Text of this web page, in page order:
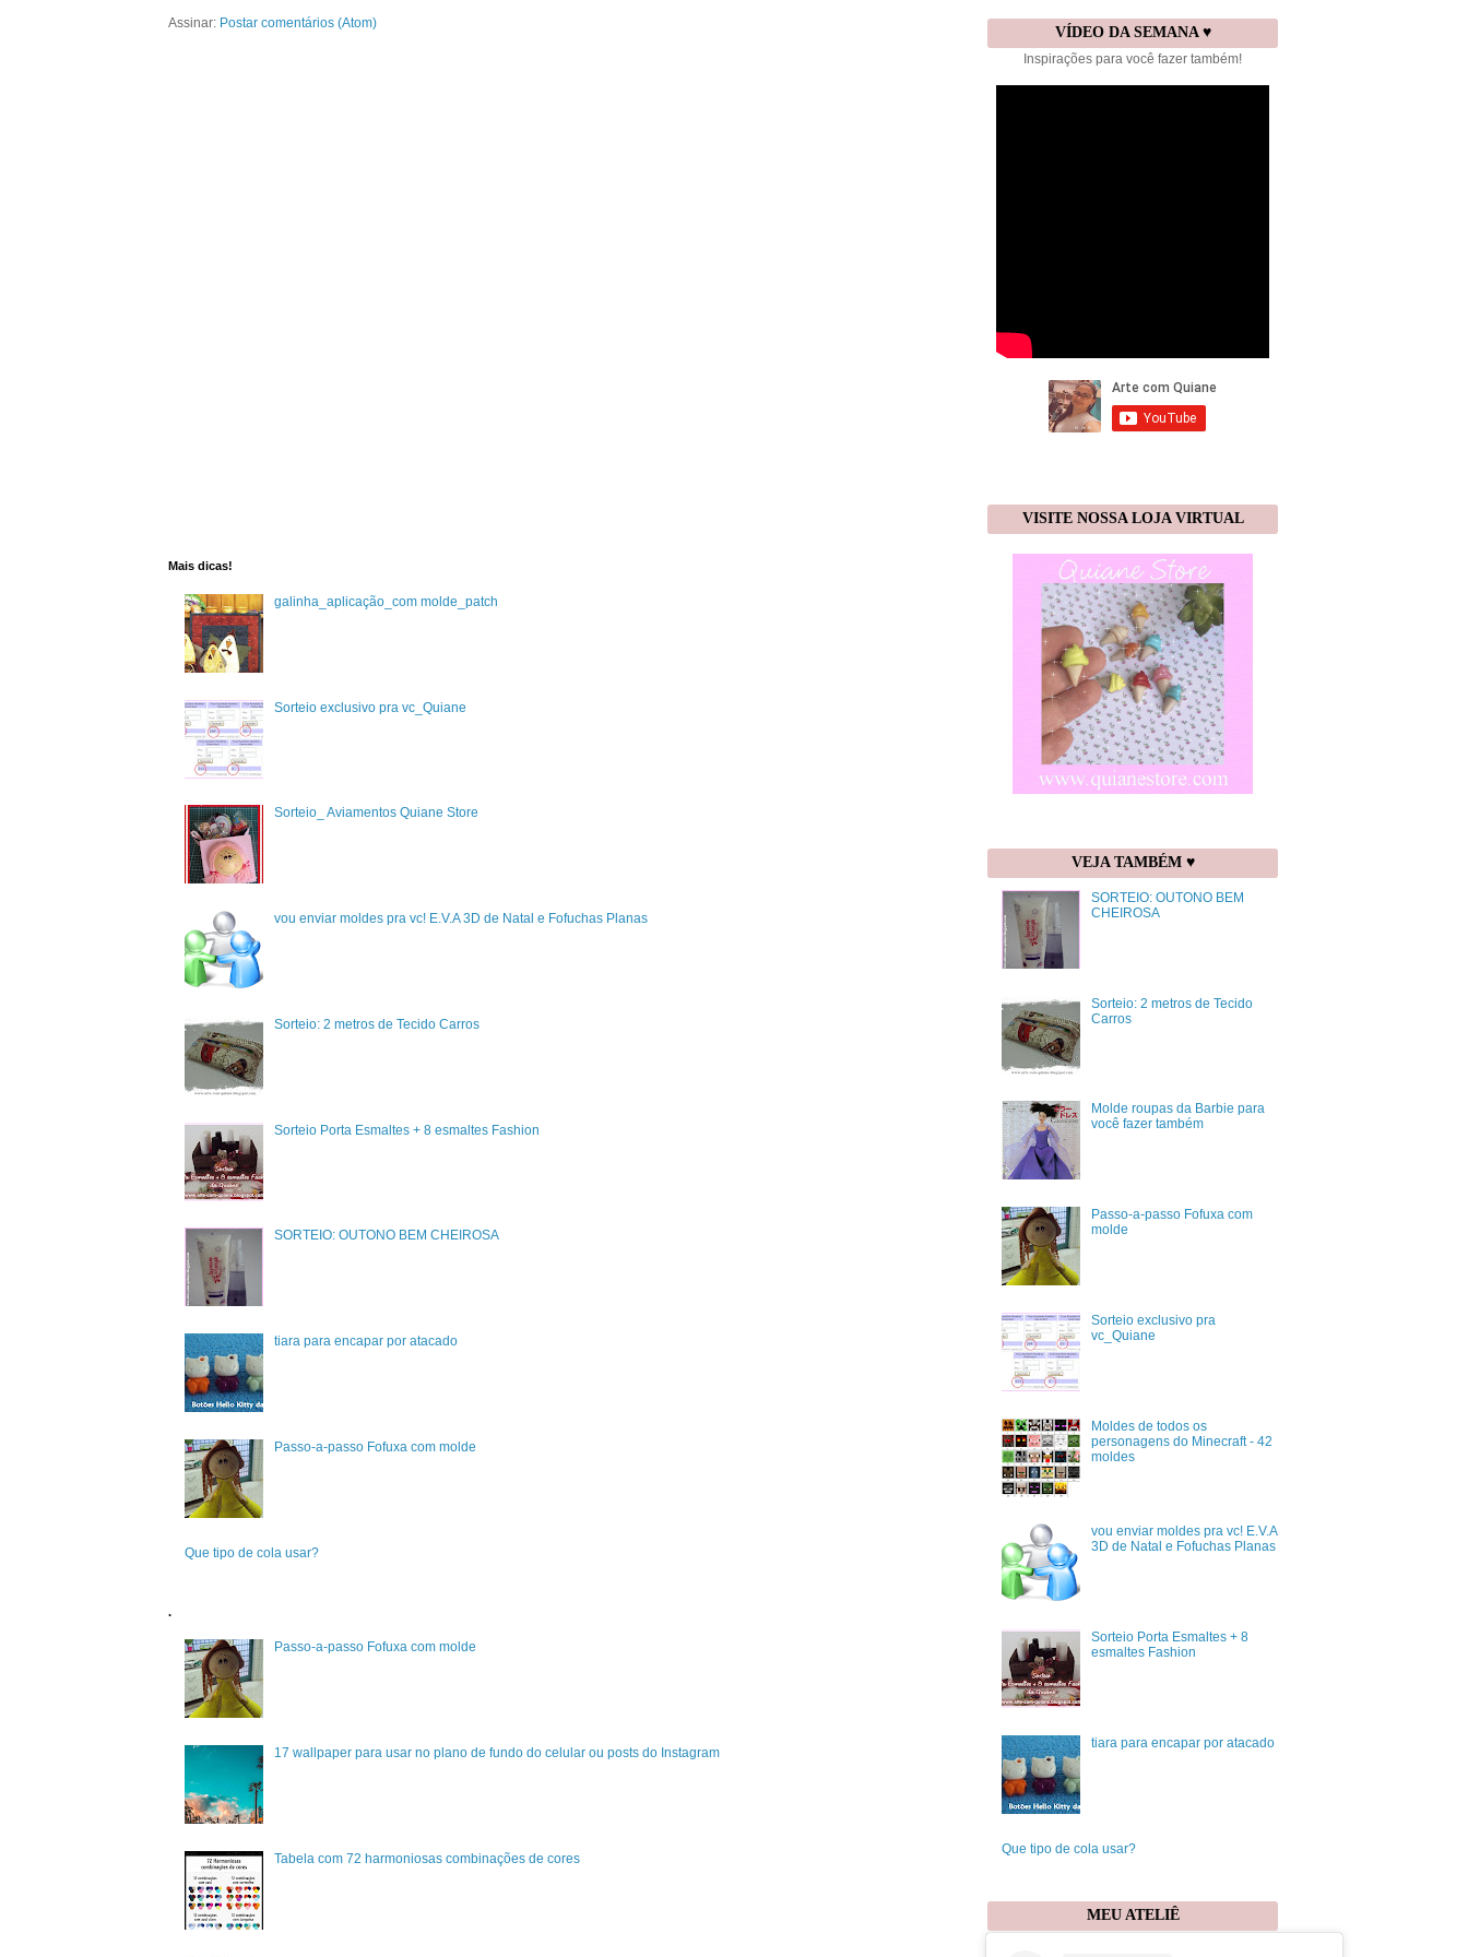
Assinar: Postar comentários (Atom)
Mais dicas!
galinha_aplicação_com molde_patch
Sorteio exclusivo pra vc_Quiane
Sorteio_ Aviamentos Quiane Store
vou enviar moldes pra vc! E.V.A 3D de Natal e Fofuchas Planas
Sorteio: 2 metros de Tecido Carros
Sorteio Porta Esmaltes + 8 esmaltes Fashion
SORTEIO: OUTONO BEM CHEIROSA
tiara para encapar por atacado
Passo-a-passo Fofuxa com molde
Que tipo de cola usar?
.
Passo-a-passo Fofuxa com molde
17 wallpaper para usar no plano de fundo do celular ou posts do Instagram
Tabela com 72 harmoniosas combinações de cores
VÍDEO DA SEMANA ♥
Inspirações para você fazer também!
VISITE NOSSA LOJA VIRTUAL
VEJA TAMBÉM ♥
SORTEIO: OUTONO BEM
CHEIROSA
Sorteio: 2 metros de Tecido
Carros
Molde roupas da Barbie para
você fazer também
Passo-a-passo Fofuxa com
molde
Sorteio exclusivo pra
vc_Quiane
Moldes de todos os
personagens do Minecraft - 42
moldes
vou enviar moldes pra vc! E.V.A
3D de Natal e Fofuchas Planas
Sorteio Porta Esmaltes + 8
esmaltes Fashion
tiara para encapar por atacado
Que tipo de cola usar?
MEU ATELIÊ